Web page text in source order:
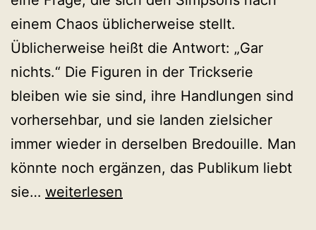
einem Chaos üblicherweise stellt.
Üblicherweise heißt die Antwort: „Gar
nichts.“ Die Figuren in der Trickserie
bleiben wie sie sind, ihre Handlungen sind
vorhersehbar, und sie landen zielsicher
immer wieder in derselben Bredouille. Man
könnte noch ergänzen, das Publikum liebt
sie… Rebecca
weiterlesen